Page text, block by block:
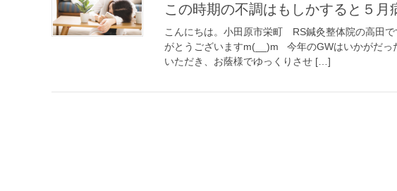
この時期の不調はもしかすると５月
こんにちは。小田原市栄町 RS鍼灸整体院の高田
がとうございますm(__)m 今年のGWはいかがだっ
いただき、お蔭様でゆっくりさせ […]